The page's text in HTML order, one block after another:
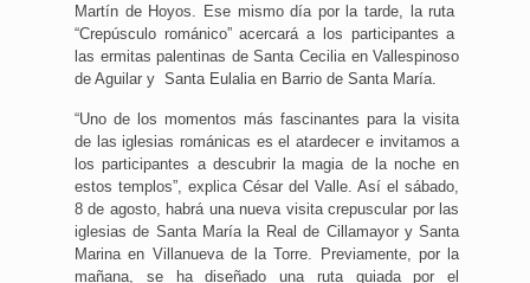
Martín de Hoyos. Ese mismo día por la tarde, la ruta
“Crepúsculo románico” acercará a los participantes a
las ermitas palentinas de Santa Cecilia en Vallespinoso
de Aguilar y Santa Eulalia en Barrio de Santa María.
“Uno de los momentos más fascinantes para la visita
de las iglesias románicas es el atardecer e invitamos a
los participantes a descubrir la magia de la noche en
estos templos”, explica César del Valle. Así el sábado,
8 de agosto, habrá una nueva visita crepuscular por las
iglesias de Santa María la Real de Cillamayor y Santa
Marina en Villanueva de la Torre. Previamente, por la
mañana, se ha diseñado una ruta guiada por el